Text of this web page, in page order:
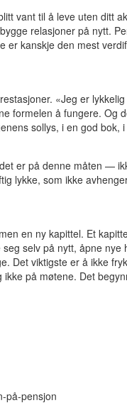
vant til å leve uten ditt
relasjoner på nytt.
er kanskje den mest
«Jeg er
formelen å fungere. Og
sollys, i en god
er på denne måten —
lykke, som ikke
en ny kapittel. Et
selv på nytt, åpne
Det viktigste er å ikke
på møtene. Det
på-pensjon